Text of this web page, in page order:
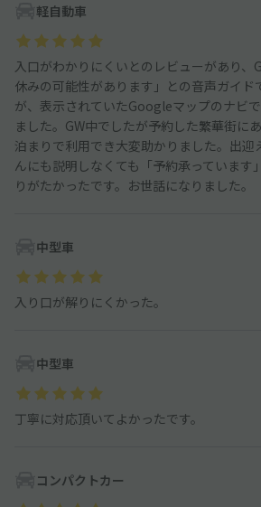
軽自動車
入口がわかりにくいとのレビューがあり
休みの可能性があります」との音声ガイド
が、表示されていたGoogleマップのナビ
ました。GW中でしたが予約した繁華街に
泊まりで利用でき大変助かりました。出迎
んにも説明しなくても「予約承っています
りがたかったです。お世話になりました。
中型車
入り口が解りにくかった。
中型車
丁寧に対応頂いてよかったです。
コンパクトカー